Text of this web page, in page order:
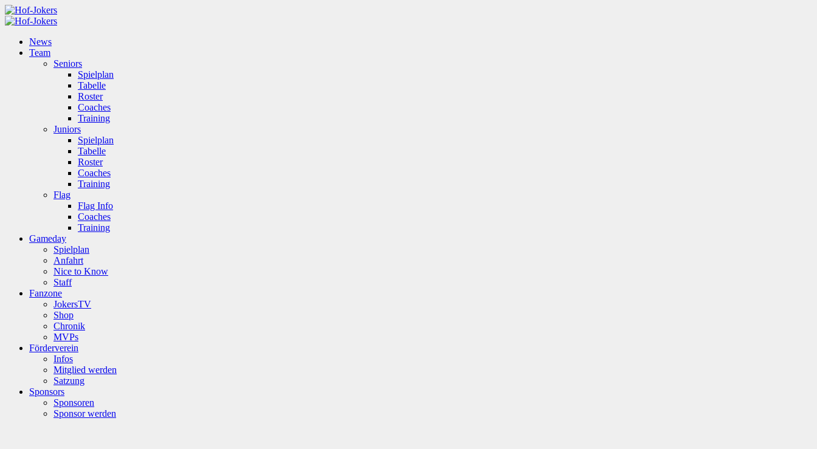
News
Team
Seniors
Spielplan
Tabelle
Roster
Coaches
Training
Juniors
Spielplan
Tabelle
Roster
Coaches
Training
Flag
Flag Info
Coaches
Training
Gameday
Spielplan
Anfahrt
Nice to Know
Staff
Fanzone
JokersTV
Shop
Chronik
MVPs
Förderverein
Infos
Mitglied werden
Satzung
Sponsors
Sponsoren
Sponsor werden